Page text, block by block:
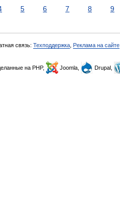
5 6 7 8 9
связь: Техподдержка Реклама на сайте
на PHP, Joomla, Drupal,